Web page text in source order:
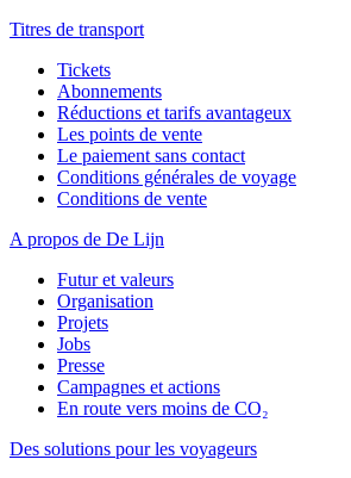
Titres de transport
Tickets
Abonnements
Réductions et tarifs avantageux
Les points de vente
Le paiement sans contact
Conditions générales de voyage
Conditions de vente
A propos de De Lijn
Futur et valeurs
Organisation
Projets
Jobs
Presse
Campagnes et actions
En route vers moins de CO₂
Des solutions pour les voyageurs